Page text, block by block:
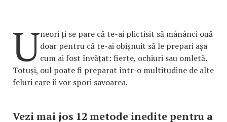
Uneori ți se pare că te-ai plictisit să mânânci ouă
doar pentru că te-ai obișnuit să le prepari așa
cum ai fost învățat: fierte, ochiuri sau omletă.
Totuși, oul poate fi preparat într-o multitudine de alte
feluri care îi vor spori savoarea.
Vezi mai jos 12 metode inedite pentru a